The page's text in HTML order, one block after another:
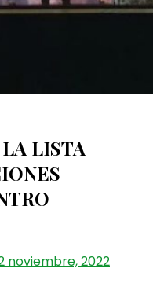
LISTA
noviembre, 2022